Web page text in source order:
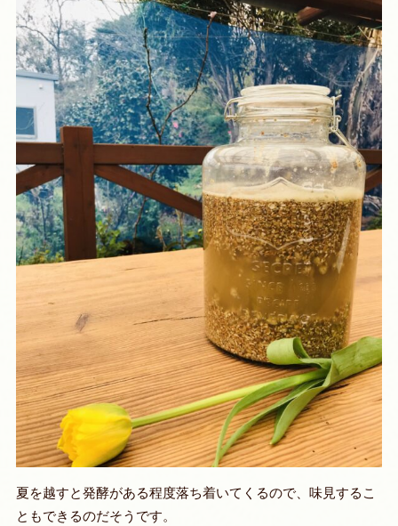
夏を越すと発酵がある程度落ち着いてくるので、味見するこ
ともできるのだそうです。